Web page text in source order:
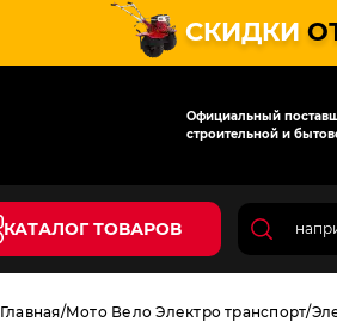
СКИДКИ
Официальный
строительной и
КАТАЛОГ ТОВАРОВ
Главная Мото Вело Электро транспорт